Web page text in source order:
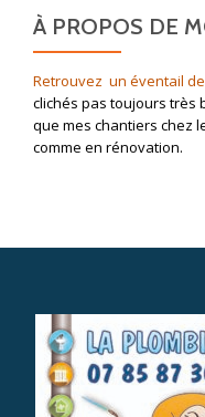
À PROPOS DE
Retrouvez un éventail
clichés pas toujours très
que mes chantiers chez
comme en rénovation.